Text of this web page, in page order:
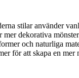
stilar använder
mer dekorativa
och naturliga
för att skapa en mer